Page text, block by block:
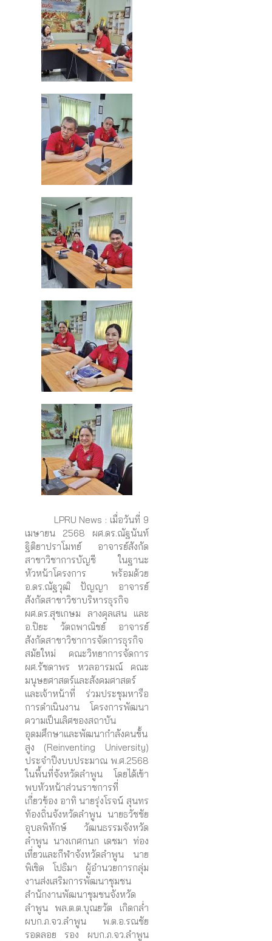
LPRU News : เมื่อวันที่ 9
เมษายน 2568 ผศ.ดร.ณัฐนันท์
ฐิติยาปราโมทย์ อาจารย์สังกัด
สาขาวิชาการบัญชี ในฐานะ
หัวหน้าโครงการ พร้อมด้วย
อ.ดร.ณัฐวุฒิ ปัญญา อาจารย์
สังกัดสาขาวิชาบริหารธุรกิจ
ผศ.ดร.สุขเกษม ลางคุลเสน และ
อ.ปิยะ วัตถพาณิชย์ อาจารย์
สังกัดสาขาวิชาการจัดการธุรกิจ
สมัยใหม่ คณะวิทยาการจัดการ
ผศ.รัชดาพร หวลอารมณ์ คณะ
มนุษยศาสตร์และสังคมศาสตร์
และเจ้าหน้าที่ ร่วมประชุมหารือ
การดำเนินงาน โครงการพัฒนา
ความเป็นเลิศของสถาบัน
อุดมศึกษาและพัฒนากำลังคนขั้น
สูง (Reinventing University)
ประจำปีงบบประมาณ พ.ศ.2568
ในพื้นที่จังหวัดลำพูน โดยได้เข้า
พบหัวหน้าส่วนราชการที่
เกี่ยวข้อง อาทิ นายรุ่งโรจน์ สุนทร
ท้องถิ่นจังหวัดลำพูน นายธวัชชัย
อุบลพิทักษ์ วัฒนธรรมจังหวัด
ลำพูน นางเกศกนก เดชมา ท่อง
เที่ยวและกีฬาจังหวัดลำพูน นาย
พิเชิด โปธิมา ผู้อำนวยการกลุ่ม
งานส่งเสริมการพัฒนาชุมชน
สำนักงานพัฒนาชุมชนจังหวัด
ลำพูน พล.ต.ต.บุณยวัต เกิดกล่ำ
ผบก.ภ.จว.ลำพูน พ.ต.อ.รณชัย
รอดลอย รอง ผบก.ภ.จว.ลำพูน